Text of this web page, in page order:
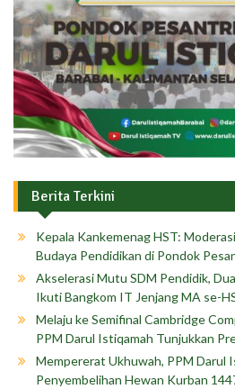
Berita Terkini
Kepala Kankemenag HST:
Budaya Pendidikan di Pondok
Akselerasi Mutu SDM Pendidik,
Ikuti Bangkom IT Jenjang MA se-
Melaju ke Semifinal Cambridge
PPM Darul Istiqamah Tunjukkan
Mempererat Ukhuwah, PPM Darul
Penyembelihan Hewan Kurban